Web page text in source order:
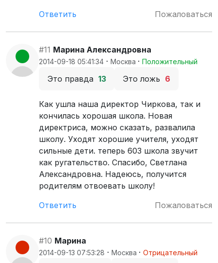
Ответить
Пожаловаться
#11 Марина Александровна
2014-09-18 05:41:34 · Москва · Положительный
Это правда 13 Это ложь 6
Как ушла наша директор Чиркова, так и
кончилась хорошая школа. Новая
директриса, можно сказать, развалила
школу. Уходят хорошие учителя, уходят
сильные дети. теперь 603 школа звучит
как ругательство. Спасибо, Светлана
Александровна. Надеюсь, получится
родителям отвоевать школу!
Ответить
Пожаловаться
#10 Марина
2014-09-13 07:53:28 · Москва · Отрицательный